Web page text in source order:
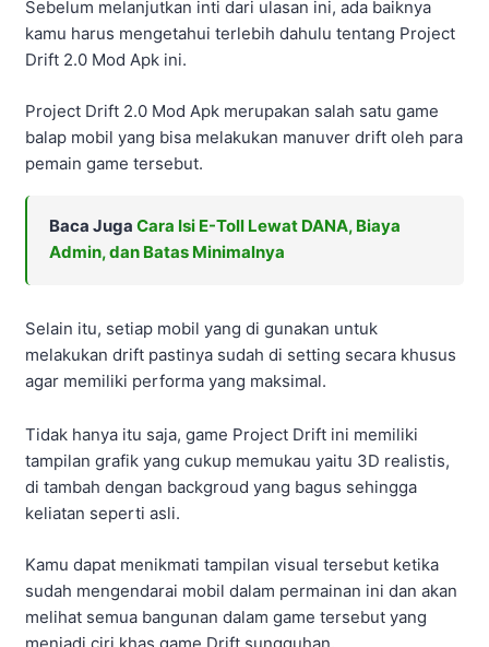
Baca JugaCara Isi E-Toll Lewat DANA, Biaya
Admin, dan Batas Minimalnya
Selain itu, setiap mobil yang di gunakan untuk
melakukan drift pastinya sudah di setting secara khusus
Tidak hanya itu saja, game Project Drift ini memiliki
tampilan grafik yang cukup memukau yaitu 3D realistis,
keliatan seperti asli.
Kamu dapat menikmati tampilan visual tersebut ketika
sudah mengendarai mobil dalam permainan ini dan akan
melihat semua bangunan dalam game tersebut yang
menjadi ciri khas game Drift sungguhan.
Untuk gameplay game Project Drift 2.0 Mod Apk cukup
menarik, dimana setiap player akan berkeliling dunia
untuk mengikuti pertandingan.
Setiap pertandingan memiliki sirkuit yang berbeda-beda
sehingga kamu akan menikmati keseruan yang berbeda